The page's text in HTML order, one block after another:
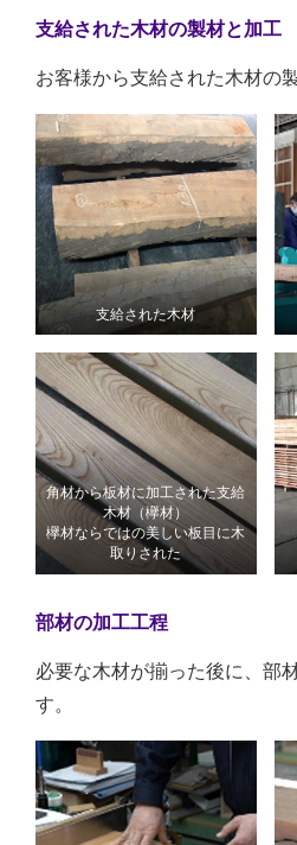
支給された木材の製材と加工
お客様から支給された木材の
支給された木材
角材から板材に加工された支給
木材（欅材）
欅材ならではの美しい板目に木
取りされた
部材の加工工程
必要な木材が揃った後に、部
す。